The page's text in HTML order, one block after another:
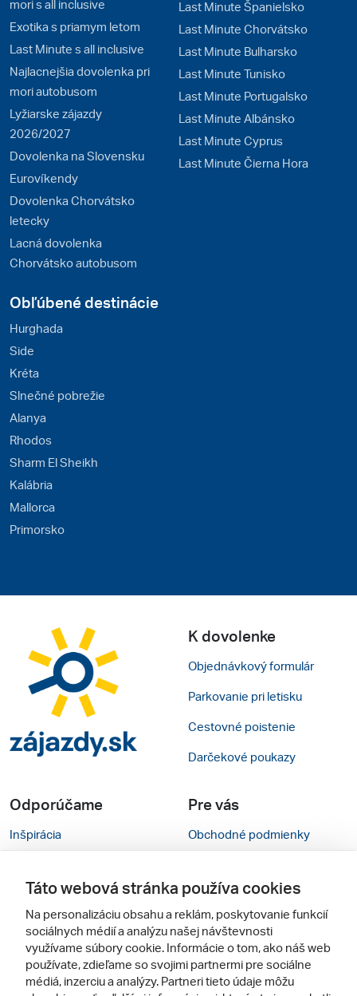
mori s all inclusive
Exotika s priamym letom
Last Minute s all inclusive
Najlacnejšia dovolenka pri
mori autobusom
Lyžiarske zájazdy
2026/2027
Dovolenka na Slovensku
Eurovíkendy
Dovolenka Chorvátsko
letecky
Lacná dovolenka
Chorvátsko autobusom
Last Minute Španielsko
Last Minute Chorvátsko
Last Minute Bulharsko
Last Minute Tunisko
Last Minute Portugalsko
Last Minute Albánsko
Last Minute Cyprus
Last Minute Čierna Hora
Obľúbené destinácie
Hurghada
Side
Kréta
Slnečné pobrežie
Alanya
Rhodos
Sharm El Sheikh
Kalábria
Mallorca
Primorsko
K dovolenke
Objednávkový formulár
Parkovanie pri letisku
Cestovné poistenie
Darčekové poukazy
Odporúčame
Inšpirácia
Cestovné kancelárie
Zájezdy.cz
Pre vás
Obchodné podmienky
Nastavenie cookies
Mobilná verzia webu
Sledujte nás
Táto webová stránka používa cookies
Na personalizáciu obsahu a reklám, poskytovanie funkcií
sociálnych médií a analýzu našej návštevnosti
využívame súbory cookie. Informácie o tom, ako náš web
používate, zdieľame so svojimi partnermi pre sociálne
médiá, inzerciu a analýzy. Partneri tieto údaje môžu